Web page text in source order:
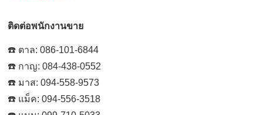
ติดต่อพนักงานขาย
☎️ ตาล: 086-101-6844
☎️ กาญ: 084-438-0552
☎️ มาส: 094-558-9573
☎️ แม็ค: 094-556-3518